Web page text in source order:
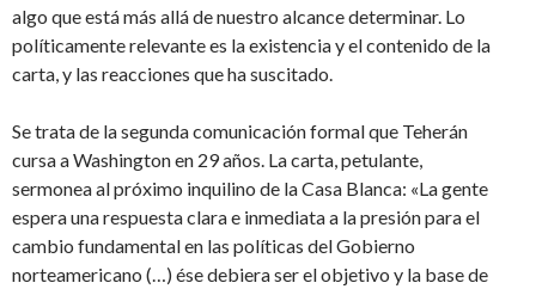
algo que está más allá de nuestro alcance determinar. Lo
políticamente relevante es la existencia y el contenido de la
carta, y las reacciones que ha suscitado.
Se trata de la segunda comunicación formal que Teherán
cursa a Washington en 29 años. La carta, petulante,
sermonea al próximo inquilino de la Casa Blanca: «La gente
espera una respuesta clara e inmediata a la presión para el
cambio fundamental en las políticas del Gobierno
norteamericano (…) ése debiera ser el objetivo y la base de